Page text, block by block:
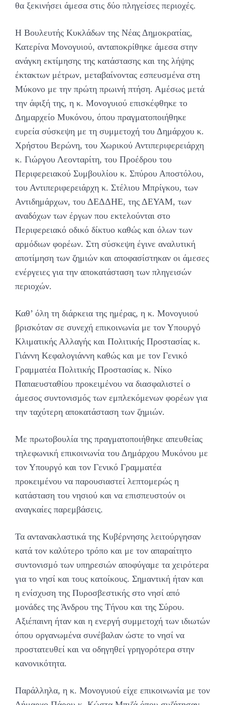
θα ξεκινήσει άμεσα στις δύο πληγείσες περιοχές.
Η Βουλευτής Κυκλάδων της Νέας Δημοκρατίας,
Κατερίνα Μονογυιού, ανταποκρίθηκε άμεσα στην
ανάγκη εκτίμησης της κατάστασης και της λήψης
έκτακτων μέτρων, μεταβαίνοντας εσπευσμένα στη
Μύκονο με την πρώτη πρωινή πτήση. Αμέσως μετά
την άφιξή της, η κ. Μονογυιού επισκέφθηκε το
Δημαρχείο Μυκόνου, όπου πραγματοποιήθηκε
ευρεία σύσκεψη με τη συμμετοχή του Δημάρχου κ.
Χρήστου Βερώνη, του Χωρικού Αντιπεριφερειάρχη
κ. Γιώργου Λεονταρίτη, του Προέδρου του
Περιφερειακού Συμβουλίου κ. Σπύρου Αποστόλου,
του Αντιπεριφερειάρχη κ. Στέλιου Μπρίγκου, των
Αντιδημάρχων, του ΔΕΔΔΗΕ, της ΔΕΥΑΜ, των
αναδόχων των έργων που εκτελούνται στο
Περιφερειακό οδικό δίκτυο καθώς και όλων των
αρμόδιων φορέων. Στη σύσκεψη έγινε αναλυτική
αποτίμηση των ζημιών και αποφασίστηκαν οι άμεσες
ενέργειες για την αποκατάσταση των πληγεισών
περιοχών.
Καθ’ όλη τη διάρκεια της ημέρας, η κ. Μονογυιού
βρισκόταν σε συνεχή επικοινωνία με τον Υπουργό
Κλιματικής Αλλαγής και Πολιτικής Προστασίας κ.
Γιάννη Κεφαλογιάννη καθώς και με τον Γενικό
Γραμματέα Πολιτικής Προστασίας κ. Νίκο
Παπαευσταθίου προκειμένου να διασφαλιστεί ο
άμεσος συντονισμός των εμπλεκόμενων φορέων για
την ταχύτερη αποκατάσταση των ζημιών.
Με πρωτοβουλία της πραγματοποιήθηκε απευθείας
τηλεφωνική επικοινωνία του Δημάρχου Μυκόνου με
τον Υπουργό και τον Γενικό Γραμματέα
προκειμένου να παρουσιαστεί λεπτομερώς η
κατάσταση του νησιού και να επισπευστούν οι
αναγκαίες παρεμβάσεις.
Τα αντανακλαστικά της Κυβέρνησης λειτούργησαν
κατά τον καλύτερο τρόπο και με τον απαραίτητο
συντονισμό των υπηρεσιών αποφύγαμε τα χειρότερα
για το νησί και τους κατοίκους. Σημαντική ήταν και
η ενίσχυση της Πυροσβεστικής στο νησί από
μονάδες της Άνδρου της Τήνου και της Σύρου.
Αξιέπαινη ήταν και η ενεργή συμμετοχή των ιδιωτών
όπου οργανωμένα συνέβαλαν ώστε το νησί να
προστατευθεί και να οδηγηθεί γρηγορότερα στην
κανονικότητα.
Παράλληλα, η κ. Μονογυιού είχε επικοινωνία με τον